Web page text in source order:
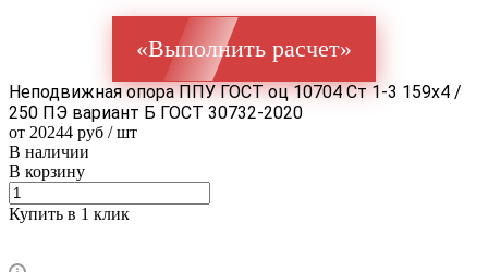
«Выполнить расчет»
Неподвижная опора ППУ ГОСТ оц 10704 Ст 1-3 159x4 /
250 ПЭ вариант Б ГОСТ 30732-2020
от 20244 руб / шт
В наличии
В корзину
Купить в 1 клик